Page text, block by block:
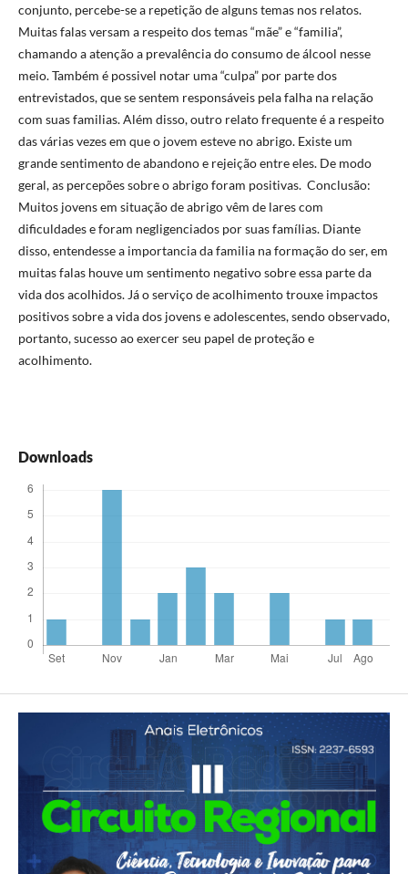
conjunto, percebe-se a repetição de alguns temas nos relatos.
Muitas falas versam a respeito dos temas “mãe” e “familia”,
chamando a atenção a prevalência do consumo de álcool nesse
meio. Também é possivel notar uma “culpa” por parte dos
entrevistados, que se sentem responsáveis pela falha na relação
com suas familias. Além disso, outro relato frequente é a respeito
das várias vezes em que o jovem esteve no abrigo. Existe um
grande sentimento de abandono e rejeição entre eles. De modo
geral, as percepões sobre o abrigo foram positivas. Conclusão:
Muitos jovens em situação de abrigo vêm de lares com
dificuldades e foram negligenciados por suas famílias. Diante
disso, entendesse a importancia da familia na formação do ser, em
muitas falas houve um sentimento negativo sobre essa parte da
vida dos acolhidos. Já o serviço de acolhimento trouxe impactos
positivos sobre a vida dos jovens e adolescentes, sendo observado,
portanto, sucesso ao exercer seu papel de proteção e
acolhimento.
Downloads